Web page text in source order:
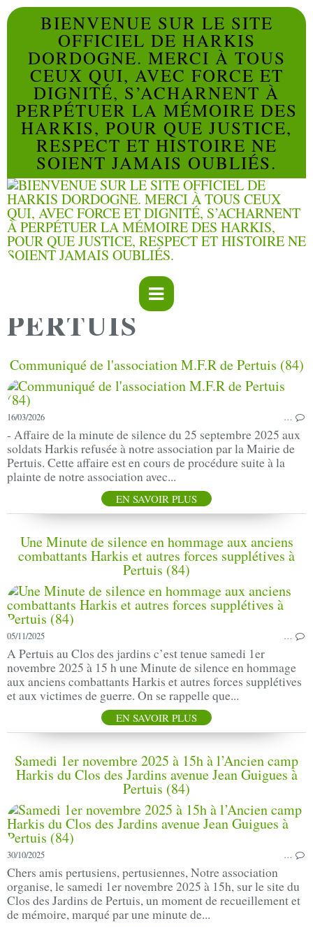
BIENVENUE SUR LE SITE
OFFICIEL DE HARKIS
DORDOGNE. MERCI À TOUS
CEUX QUI, AVEC FORCE ET
DIGNITÉ, S’ACHARNENT À
PERPÉTUER LA MÉMOIRE DES
HARKIS, POUR QUE JUSTICE,
RESPECT ET HISTOIRE NE
SOIENT JAMAIS OUBLIÉS.
PERTUIS
Communiqué de l'association M.F.R de Pertuis (84)
16/03/2026 …
- Affaire de la minute de silence du 25 septembre 2025 aux
soldats Harkis refusée à notre association par la Mairie de
Pertuis. Cette affaire est en cours de procédure suite à la
plainte de notre association avec...
EN SAVOIR PLUS
Une Minute de silence en hommage aux anciens
combattants Harkis et autres forces supplétives à
Pertuis (84)
05/11/2025 …
A Pertuis au Clos des jardins c’est tenue samedi 1er
novembre 2025 à 15 h une Minute de silence en hommage
aux anciens combattants Harkis et autres forces supplétives
et aux victimes de guerre. On se rappelle que...
EN SAVOIR PLUS
Samedi 1er novembre 2025 à 15h à l’Ancien camp
Harkis du Clos des Jardins avenue Jean Guigues à
Pertuis (84)
30/10/2025 …
Chers amis pertusiens, pertusiennes, Notre association
organise, le samedi 1er novembre 2025 à 15h, sur le site du
Clos des Jardins de Pertuis, un moment de recueillement et
de mémoire, marqué par une minute de...